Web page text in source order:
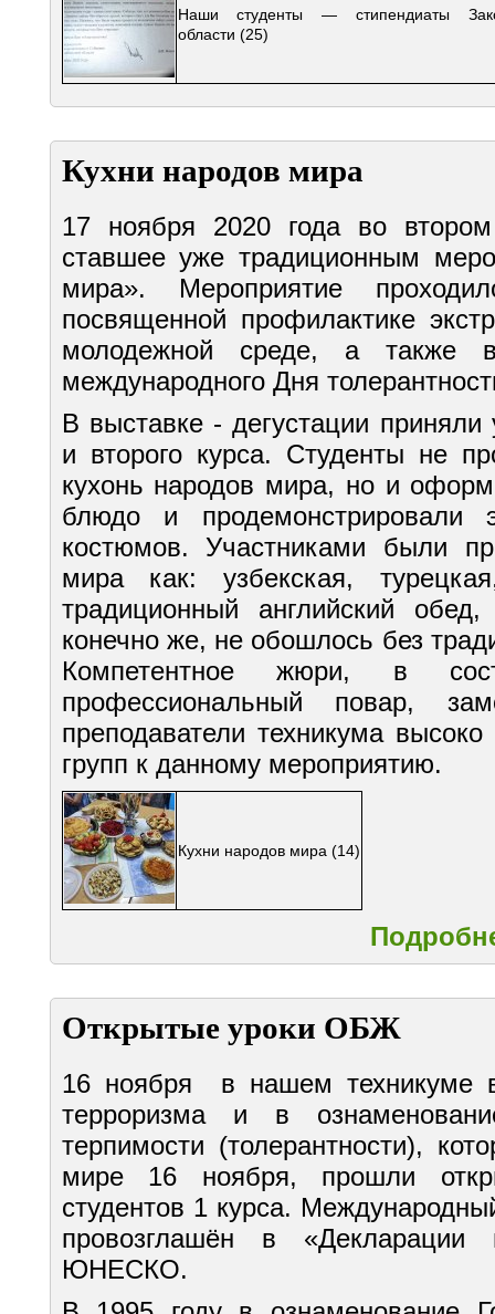
Наши студенты — стипендиаты
области (25)
Кухни народов мира
17 ноября 2020 года во
ставшее уже традиционным
мира». Мероприятие
посвященной профилактике
молодежной среде, а также
международного Дня
В выставке - дегустации приняли
и второго курса. Студенты не
кухонь народов мира, но и
блюдо и продемонстрировали
костюмов. Участниками были
мира как: узбекская,
традиционный английский
конечно же, не обошлось без
Компетентное жюри, в
профессиональный повар,
преподаватели техникума
групп к данному мероприятию.
Кухни народов мира (14)
Открытые уроки ОБЖ
16 ноября в нашем техникуме
терроризма и в
терпимости (толерантности),
мире 16 ноября, прошли
студентов 1 курса.
провозглашён в «Декларации
ЮНЕСКО.